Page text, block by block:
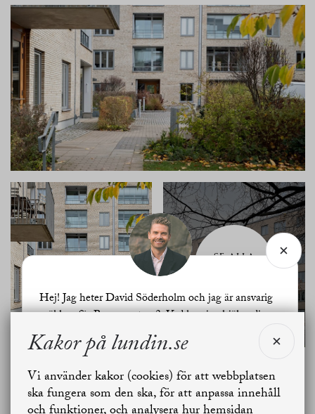
SE ALLA
Planritning
Kakor på lundin.se
Vi använder kakor (cookies) för att webbplatsen
ska fungera som den ska, för att anpassa innehåll
Hej! Jag heter David Söderholm och jag är ansvarig
mäklare för Borraregatan 3. Vad kan jag hjälpa dig
med?
Jag vill sälja Jag vill boka värdering